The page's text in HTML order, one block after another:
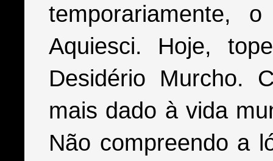
temporariamente,
Aquiesci. Hoje,
Desidério Murcho.
mais dado à vida
Não compreendo a